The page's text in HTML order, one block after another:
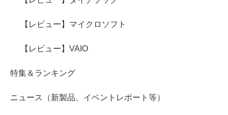
【レビュー】マイクロソフト
【レビュー】VAIO
特集＆ランキング
ニュース（新製品、イベントレポート等）